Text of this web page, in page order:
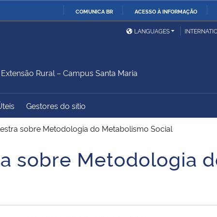
COMUNICA BR ACESSO À INFORMAÇÃO
Ministério da Defesa
Ministério das Relações
Exteriores
Ministério do
Desenvolvimento Regional
União
Advocacia-Geral da União Banco Central do Brasil
LANGUAGES
Rural – Campus Santa Maria
Gestores do sítio
sobre Metodologia do Metabolismo Social
sobre Metodologia